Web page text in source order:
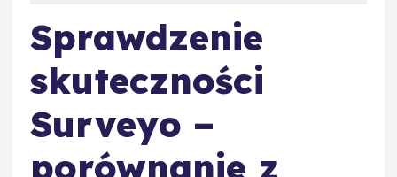
Sprawdzenie
skuteczności
Surveyo –
porównanie z